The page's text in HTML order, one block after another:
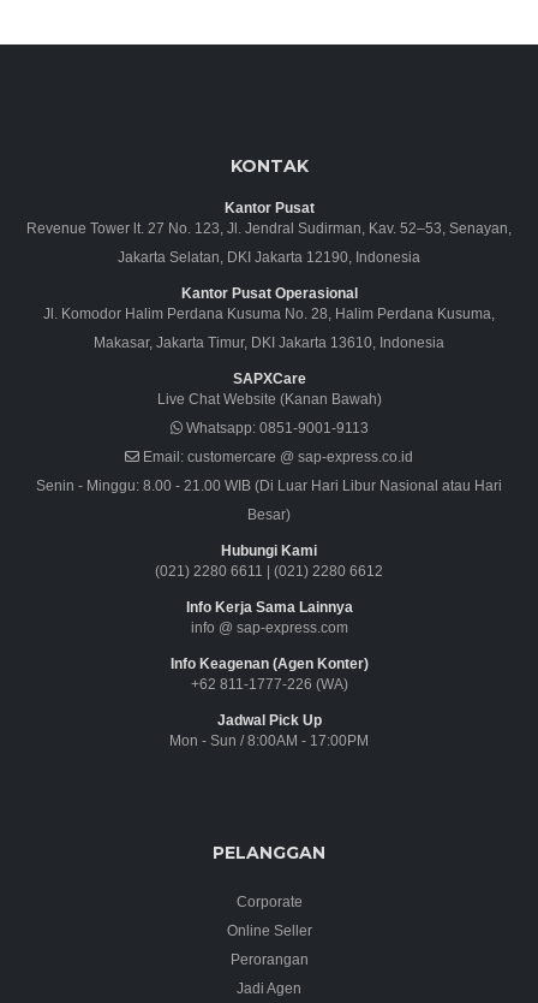
KONTAK
Kantor Pusat
Revenue Tower lt. 27 No. 123, Jl. Jendral Sudirman, Kav. 52–53, Senayan,
Jakarta Selatan, DKI Jakarta 12190, Indonesia
Kantor Pusat Operasional
Jl. Komodor Halim Perdana Kusuma No. 28, Halim Perdana Kusuma,
Makasar, Jakarta Timur, DKI Jakarta 13610, Indonesia
SAPXCare
Live Chat Website (Kanan Bawah)
Whatsapp:0851-9001-9113
Email: customercare @ sap-express.co.id
Senin - Minggu: 8.00 - 21.00 WIB (Di Luar Hari Libur Nasional atau Hari
Besar)
Hubungi Kami
(021) 2280 6611 | (021) 2280 6612
Info Kerja Sama Lainnya
info @ sap-express.com
Info Keagenan (Agen Konter)
+62 811-1777-226 (WA)
Jadwal Pick Up
Mon - Sun / 8:00AM - 17:00PM
PELANGGAN
Corporate
Online Seller
Perorangan
Jadi Agen